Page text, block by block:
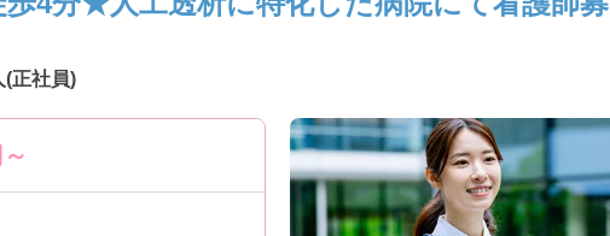
(正社員)